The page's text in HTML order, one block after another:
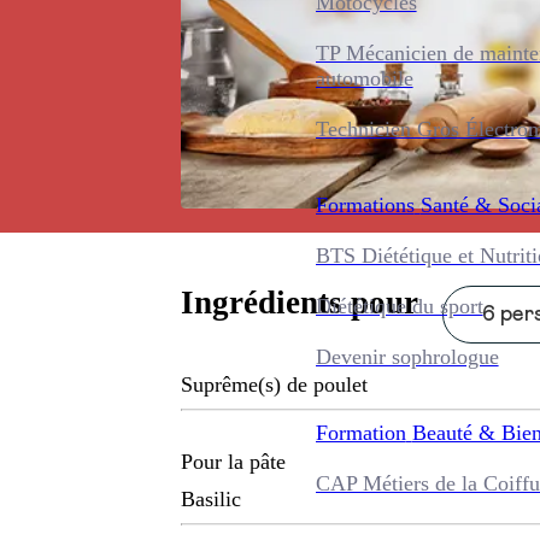
TP Mécanicien de
automobile
Technicien Gros
Formations Santé &
BTS Diététique et
Diététique du sport
Devenir sophrologue
Formation Beauté &
CAP Métiers de la
Ingrédients pour 6
Suprême(s) de poulet
Pour la pâte
Basilic